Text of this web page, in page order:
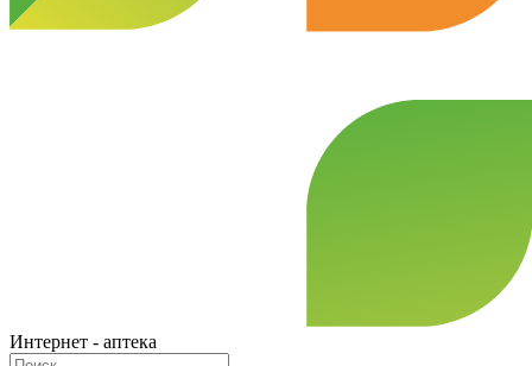
Интернет - аптека